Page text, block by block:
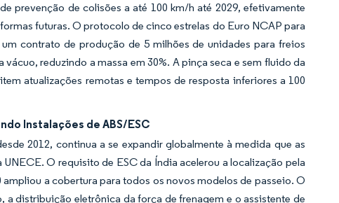
prevenção de colisões a até 100 km/h até 2029, efetivamente
futuras. O protocolo de cinco estrelas do Euro NCAP para
contrato de produção de 5 milhões de unidades para freios
reduzindo a massa em 30%. A pinça seca e sem fluido da
atualizações remotas e tempos de resposta inferiores a 100
Instalações de ABS/ESC
2012, continua a se expandir globalmente à medida que as
O requisito de ESC da Índia acelerou a localização pela
a cobertura para todos os novos modelos de passeio. O
a distribuição eletrônica da força de frenagem e o assistente de